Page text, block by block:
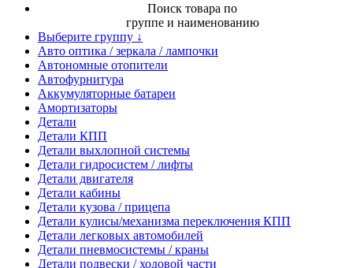
Поиск товара по
группе и наименованию
Выберите группу ↓
Авто оптика / зеркала / лампочки
Автономные отопители
Автофурнитура
Аккумуляторные батареи
Амортизаторы
Детали
Детали КПП
Детали выхлопной системы
Детали гидросистем / лифты
Детали двигателя
Детали кабины
Детали кузова / прицепа
Детали кулисы/механизма переключения КПП
Детали легковых автомобилей
Детали пневмосистемы / краны
Детали подвески / ходовой части